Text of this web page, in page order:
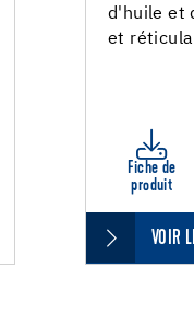
d'huile et
et
Fiche de
produit
VOIR